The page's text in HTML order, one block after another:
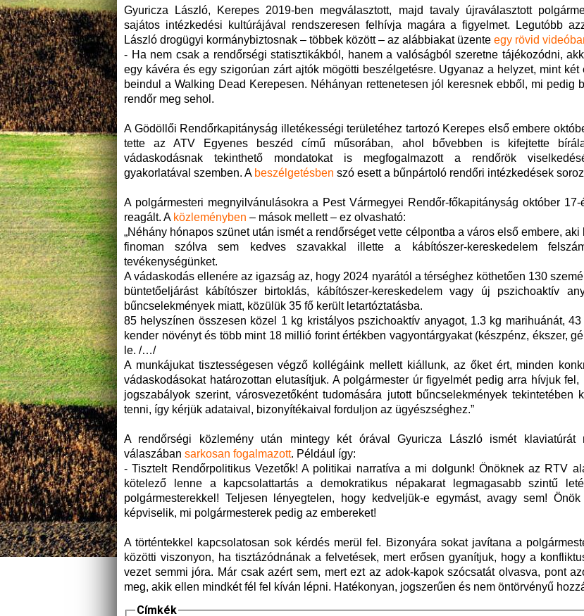
Gyuricza László, Kerepes 2019-ben megválasztott, majd tavaly újraválasztott
sajátos intézkedési kultúrájával rendszeresen felhívja magára a figyelmet. Legutóbb
László drogügyi kormánybiztosnak – többek között – az alábbiakat üzente egy rövid
- Ha nem csak a rendőrségi statisztikákból, hanem a valóságból szeretne tájékozódni,
egy kávéra és egy szigorúan zárt ajtók mögötti beszélgetésre. Ugyanaz a helyzet, mint két
beindul a Walking Dead Kerepesen. Néhányan rettenetesen jól keresnek ebből, mi pedig
rendőr meg sehol.
A Gödöllői Rendőrkapitányság illetékességi területéhez tartozó Kerepes első embere
tette az ATV Egyenes beszéd című műsorában, ahol bővebben is kifejtette
vádaskodásnak tekinthető mondatokat is megfogalmazott a rendőrök
gyakorlatával szemben. A beszélgetésben szó esett a bűnpártoló rendőri intézkedések
A polgármesteri megnyilvánulásokra a Pest Vármegyei Rendőr-főkapitányság október
reagált. A közleményben – mások mellett – ez olvasható:
„Néhány hónapos szünet után ismét a rendőrséget vette célpontba a város első embere,
finoman szólva sem kedves szavakkal illette a kábítószer-kereskedelem
tevékenységünket.
A vádaskodás ellenére az igazság az, hogy 2024 nyarától a térséghez köthetően 130
büntetőeljárást kábítószer birtoklás, kábítószer-kereskedelem vagy új pszichoaktív
bűncselekmények miatt, közülük 35 fő került letartóztatásba.
85 helyszínen összesen közel 1 kg kristályos pszichoaktív anyagot, 1.3 kg marihuánát,
kender növényt és több mint 18 millió forint értékben vagyontárgyakat (készpénz, ékszer,
le. /…/
A munkájukat tisztességesen végző kollégáink mellett kiállunk, az őket ért, minden
vádaskodásokat határozottan elutasítjuk. A polgármester úr figyelmét pedig arra hívjuk
jogszabályok szerint, városvezetőként tudomására jutott bűncselekmények tekintetében
tenni, így kérjük adataival, bizonyítékaival forduljon az ügyészséghez.”
A rendőrségi közlemény után mintegy két órával Gyuricza László ismét klaviatúrát
válaszában sarkosan fogalmazott. Például így:
- Tisztelt Rendőrpolitikus Vezetők! A politikai narratíva a mi dolgunk! Önöknek az RTV
kötelező lenne a kapcsolattartás a demokratikus népakarat legmagasabb szintű
polgármesterekkel! Teljesen lényegtelen, hogy kedveljük-e egymást, avagy sem!
képviselik, mi polgármesterek pedig az embereket!
A történtekkel kapcsolatosan sok kérdés merül fel. Bizonyára sokat javítana a
közötti viszonyon, ha tisztázódnának a felvetések, mert erősen gyanítjuk, hogy a
vezet semmi jóra. Már csak azért sem, mert ezt az adok-kapok szócsatát olvasva, pont
meg, akik ellen mindkét fél fel kíván lépni. Hatékonyan, jogszerűen és nem öntörvényű
Címkék